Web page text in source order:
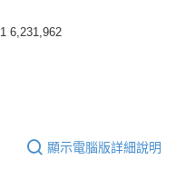
6,231,962
顯示電腦版詳細說明